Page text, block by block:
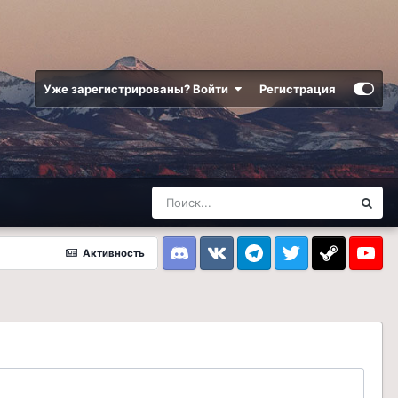
Уже зарегистрированы? Войти Регистрация
Активность
DiscordVK TelegramTwitter Steam